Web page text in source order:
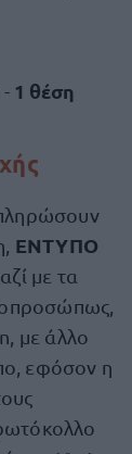
1 θέση
ΕΝΤΥΠΟ
με τα
με άλλο
εφόσον η